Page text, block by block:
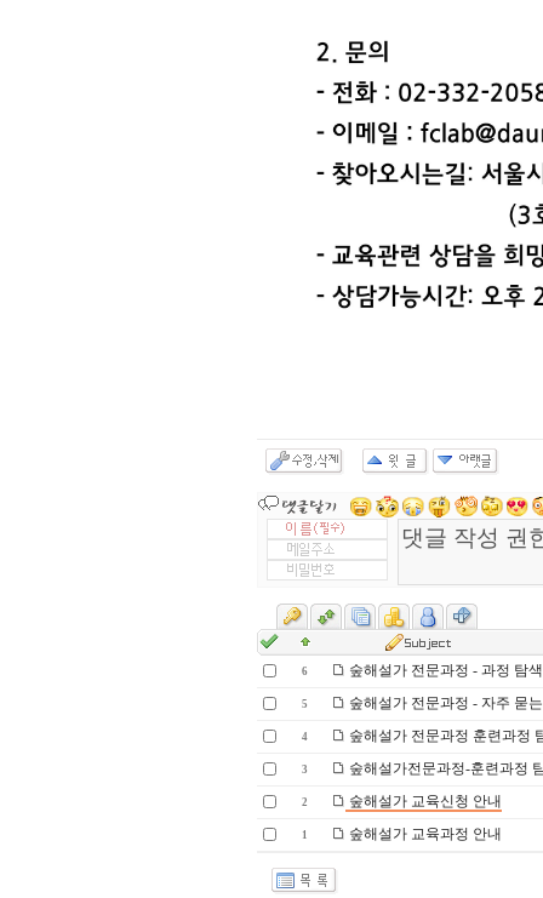
6 숲해설가 전문과정 - 과정 탐
5 숲해설가 전문과정 - 자주 묻
4 숲해설가 전문과정 훈련과정
3 숲해설가전문과정-훈련과정
2 숲해설가 교육신청 안내
1 숲해설가 교육과정 안내